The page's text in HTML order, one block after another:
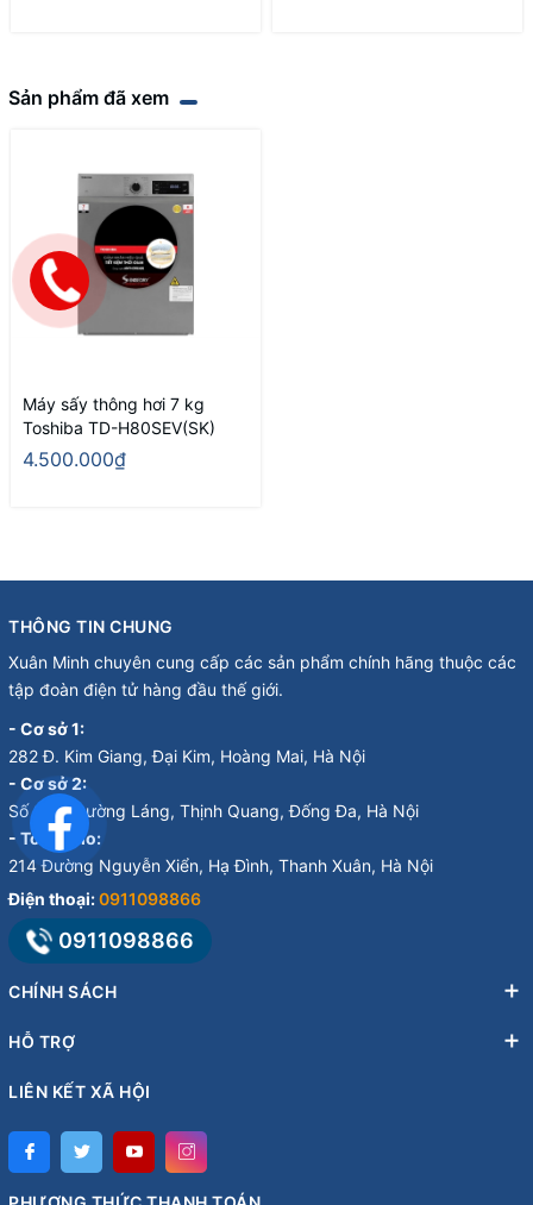
Sản phẩm đã xem
Máy sấy thông hơi 7 kg
Toshiba TD-H80SEV(SK)
4.500.000₫
THÔNG TIN CHUNG
Xuân Minh chuyên cung cấp các sản phẩm chính hãng thuộc các
tập đoàn điện tử hàng đầu thế giới.
- Cơ sở 1:
282 Đ. Kim Giang, Đại Kim, Hoàng Mai, Hà Nội
- Cơ sở 2:
Số 246, Đường Láng, Thịnh Quang, Đống Đa, Hà Nội
- Tổng kho:
214 Đường Nguyễn Xiển, Hạ Đình, Thanh Xuân, Hà Nội
Điện thoại:0911098866
0911098866
CHÍNH SÁCH
HỖ TRỢ
LIÊN KẾT XÃ HỘI